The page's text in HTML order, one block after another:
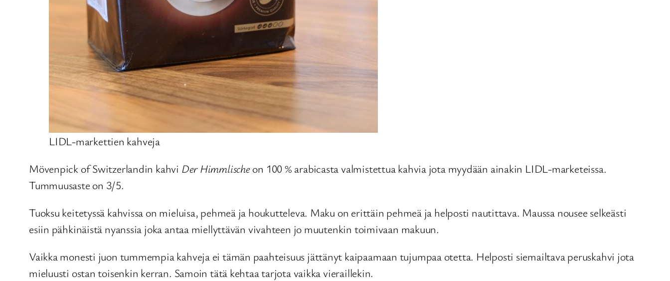
LIDL-markettien kahveja
Mövenpick of Switzerlandin kahvi Der Himmlischeon 100 % arabicasta valmistettua kahvia jota myydään ainakin LIDL-marketeissa.
Tummuusaste on 3/5.
Tuoksu keitetyssä kahvissa on mieluisa, pehmeä ja houkutteleva. Maku on erittäin pehmeä ja helposti nautittava. Maussa nousee selkeästi
esiin pähkinäistä nyanssia joka antaa miellyttävän vivahteen jo muutenkin toimivaan makuun.
Vaikka monesti juon tummempia kahveja ei tämän paahteisuus jättänyt kaipaamaan tujumpaa otetta. Helposti siemailtava peruskahvi jota
mieluusti ostan toisenkin kerran. Samoin tätä kehtaa tarjota vaikka vieraillekin.